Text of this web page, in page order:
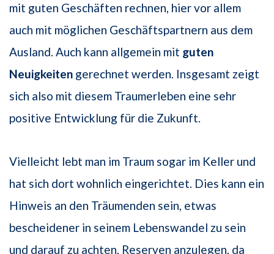
mit guten Geschäften rechnen, hier vor allem
auch mit möglichen Geschäftspartnern aus dem
Ausland. Auch kann allgemein mit guten
Neuigkeiten gerechnet werden. Insgesamt zeigt
sich also mit diesem Traumerleben eine sehr
positive Entwicklung für die Zukunft.
Vielleicht lebt man im Traum sogar im Keller und
hat sich dort wohnlich eingerichtet. Dies kann ein
Hinweis an den Träumenden sein, etwas
bescheidener in seinem Lebenswandel zu sein
und darauf zu achten, Reserven anzulegen, da